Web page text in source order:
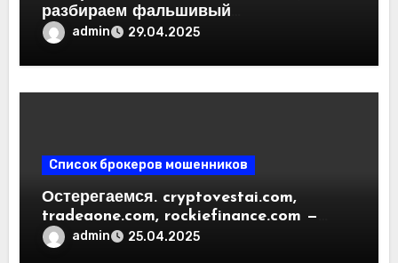
разбираем фальшивый
криптовалютный обменник. Как
вернуть деньги. Отзывы
пользователей
admin 29.04.2025
Список брокеров мошенников
Остерегаемся. cryptovestai.com,
tradeaone.com, rockiefinance.com —
обзор новых платформ для
трейдинга. Отзывы пользователей
admin 25.04.2025